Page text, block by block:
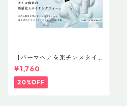
【パーマヘアを楽チンスタイ
リング】N. STTLING FOAM
200g N. スタイリングフォ
ーム「ルーズカール＆バウン
スウェーブ」
¥1,760
20%OFF